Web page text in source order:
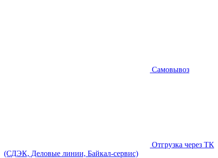
Самовывоз
Отгрузка через ТК
(СДЭК, Деловые линии, Байкал-сервис)